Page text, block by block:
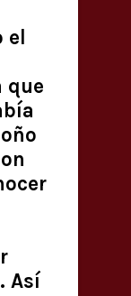
el
que
Así